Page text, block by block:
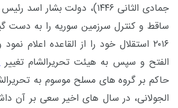
جمادی الثانی ۱۴۴۶)، دولت بشار
ساقط و کنترل سرزمین سوریه را به دست
۲۰۱۶ استقلال خود را از القاعده اعلام
الفتح و سپس به هیئت تحریرالشام تغییر
حاکم بر گروه های مسلح موسوم به
الجولانی، در سال های اخیر سعی بر آن